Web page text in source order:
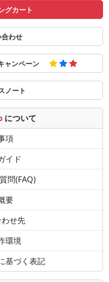
グカート
わせ
ャンペーン
ノート
について
項
イド
問(FAQ)
要
せ先
環境
基づく表記